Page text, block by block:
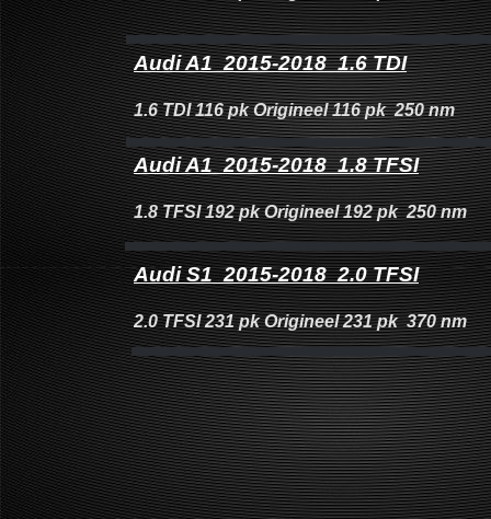
Audi S1 2015-2018 2.0 TFSI
2.0 TFSI 231 pk Origineel 231 pk 370 nm
Audi A1 2015-2018 1.8 TFSI
1.8 TFSI 192 pk Origineel 192 pk 250 nm
Audi A1 2015-2018 1.6 TDI
1.6 TDI 116 pk Origineel 116 pk 250 nm